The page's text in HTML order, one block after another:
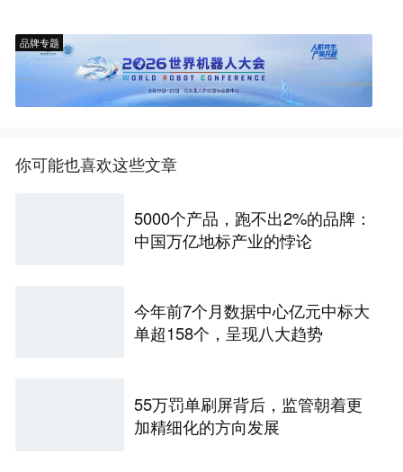
品牌专题
你可能也喜欢这些文章
5000个产品，跑不出2%的品牌：
中国万亿地标产业的悖论
今年前7个月数据中心亿元中标大
单超158个，呈现八大趋势
55万罚单刷屏背后，监管朝着更
加精细化的方向发展